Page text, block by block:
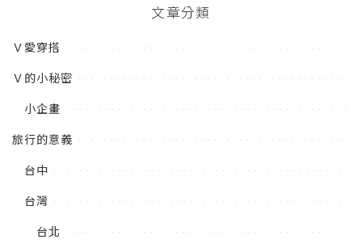
文章分類
Ｖ愛穿搭
Ｖ的小秘密
小企畫
旅行的意義
台中
台灣
台北